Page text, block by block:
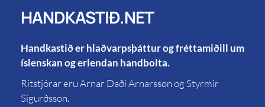
HANDKASTIÐ.NET
Handkastið er hlaðvarpsþáttur og fréttamiðill um
íslenskan og erlendan handbolta.
Ritstjórar eru Arnar Daði Arnarsson og Styrmir
Sigurðsson.